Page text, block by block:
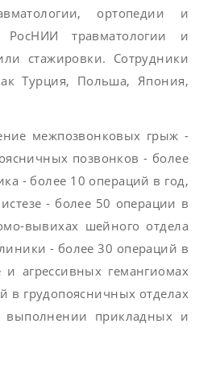
ортопедии и
РосНИИ травматологии и
стажировки. Сотрудники
Турция, Польша, Япония,
межпозвонковых грыж -
позвонков - более
- более 10 операций в год,
- более 50 операции в
вывихах шейного отдела
- более 30 операций в
агрессивных гемангиомах
в грудопоясничных отделах
выполнении прикладных и